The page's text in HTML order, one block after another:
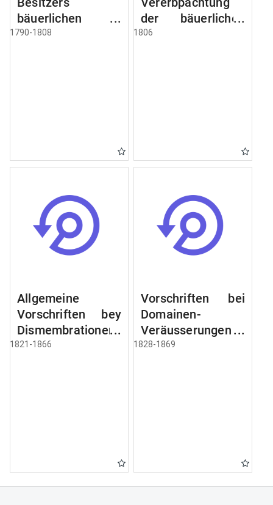
bäuerlichen
Grundstücke, den
1790-1808
der bäuerlichen
Grundstücke und
1806
Allgemeine
Vorschriften bey
Dismembrationen
Domainen-
1821-1866
Vorschriften bei
Domainen-
Veräusserungen
und
1828-1869